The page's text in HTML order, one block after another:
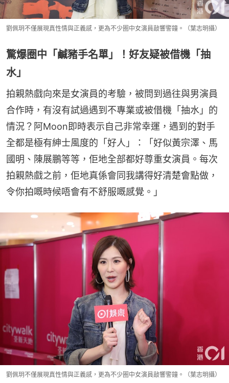
劉佩玥不僅展現真性情與正義感，更為不少圈中女演員敲響警鐘。（葉志明攝）
驚爆圈中「鹹豬手名單」！好友疑被借機「抽
水」
拍親熱戲向來是女演員的考驗，被問到過往與男演員
合作時，有沒有試過遇到不專業或被借機「抽水」的
情況？阿Moon即時表示自己非常幸運，遇到的對手
全都是極有紳士風度的「好人」：「好似黃宗澤、馬
國明、陳展鵬等等，佢地全部都好尊重女演員。每次
拍親熱戲之前，佢地真係會同我講得好清楚會點做，
令你拍嘅時候唔會有不舒服嘅感覺。」
劉佩玥不僅展現真性情與正義感，更為不少圈中女演員敲響警鐘。（葉志明攝）